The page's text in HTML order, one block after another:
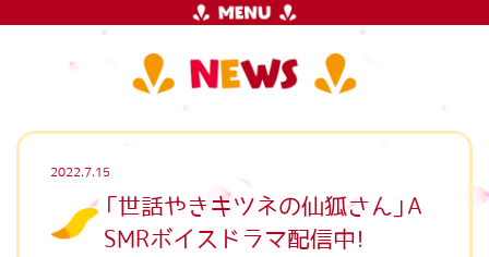
2022.7.15
「世話やきキツネの仙狐さん」A
SMRボイスドラマ配信中！